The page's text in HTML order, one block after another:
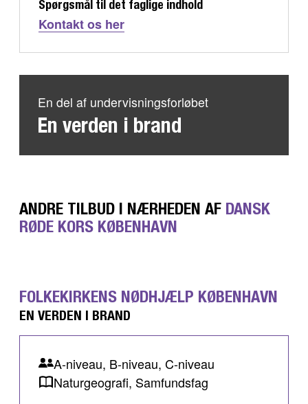
Spørgsmål til det faglige indhold
Kontakt os her
En del af undervisningsforløbet
En verden i brand
ANDRE TILBUD I NÆRHEDEN AF DANSK
RØDE KORS KØBENHAVN
FOLKEKIRKENS NØDHJÆLP KØBENHAVN
EN VERDEN I BRAND
A-niveau, B-niveau, C-niveau
Naturgeografi, Samfundsfag